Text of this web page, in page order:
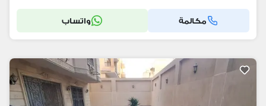
مكالمة واتساب